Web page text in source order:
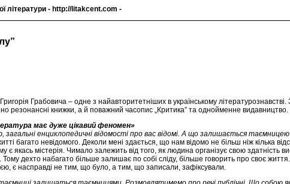
літератури - http://litakcent.com -
Грабовича – одне з найавторитетніших в українському літературознавстві.
резонансні книжки, а й поважний часопис „Критика” та однойменне видавництво.
має дуже цікавий феномен»
загальні енциклопедичні відомості про вас відомі. А що залишається
багато невідомого. Деколи мені здається, що нам відомо не більш ніж кілька
є якась містерія. Чимало залежить від того, як людина організує свою здатність
Тому дехто набагато більше залишає по собі сліду, більше говорить про своє
є насправді не тим, що було, а тим, що записали, зафіксували.